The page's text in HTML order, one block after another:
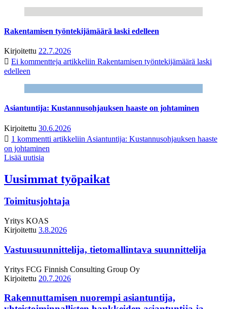
Rakentamisen työntekijämäärä laski edelleen
Kirjoitettu 22.7.2026
Ei kommentteja artikkeliin Rakentamisen työntekijämäärä laski
edelleen
Asiantuntija: Kustannusohjauksen haaste on johtaminen
Kirjoitettu 30.6.2026
1 kommentti artikkeliin Asiantuntija: Kustannusohjauksen haaste
on johtaminen
Lisää uutisia
Uusimmat työpaikat
Toimitusjohtaja
Yritys KOAS
Kirjoitettu 3.8.2026
Vastuusuunnittelija, tietomallintava suunnittelija
Yritys FCG Finnish Consulting Group Oy
Kirjoitettu 20.7.2026
Rakennuttamisen nuorempi asiantuntija,